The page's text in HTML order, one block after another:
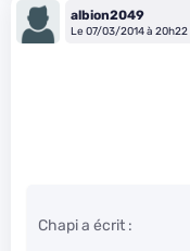
albion2049
Le 07/03/2014 à 20h22
Chapi a écrit :